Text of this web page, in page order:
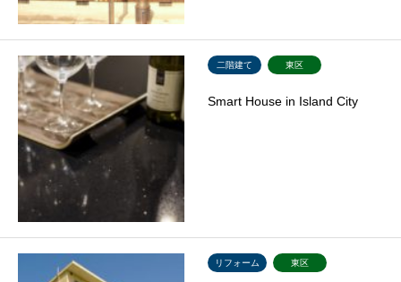
二階建て 東区
Smart House in Island City
リフォーム 東区